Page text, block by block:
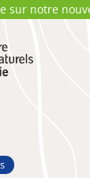
sur notre